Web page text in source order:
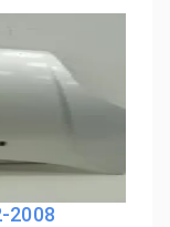
2008